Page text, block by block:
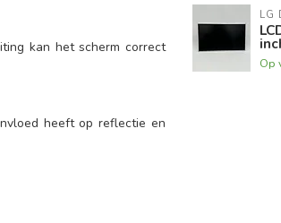
kan het scherm correct
heeft op reflectie en
LG
Op